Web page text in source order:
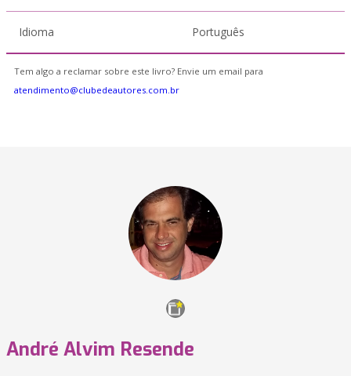
Idioma Português
Tem algo a reclamar sobre este livro? Envie um email para
atendimento@clubedeautores.com.br
André Alvim Resende